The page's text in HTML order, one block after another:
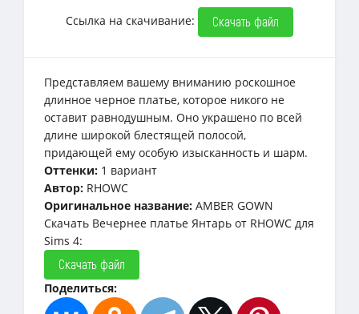
Ссылка на скачивание: Скачать файл
Представляем вашему вниманию роскошное
длинное черное платье, которое никого не
оставит равнодушным. Оно украшено по всей
длине широкой блестящей полосой,
придающей ему особую изысканность и шарм.
Оттенки: 1 вариант
Автор: RHOWC
Оригинальное название: AMBER GOWN
Скачать Вечернее платье Янтарь от RHOWC для
Sims 4:
Скачать файл
Поделиться: